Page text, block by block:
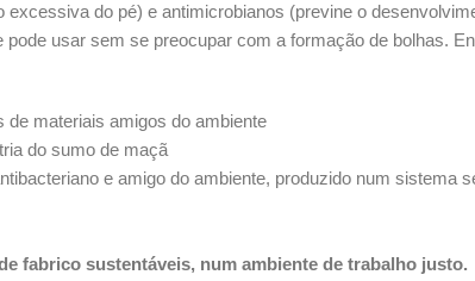
do pé) e antimicrobianos (previne o
usar sem se preocupar com a formação de bolhas.
de materiais amigos do ambiente
do sumo de maçã
e amigo do ambiente, produzido num sistema
fabrico sustentáveis, num ambiente de trabalho justo.